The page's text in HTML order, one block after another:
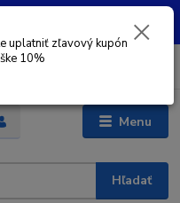
ZĽAVOVÝ KUPÓN -
Menu
Hľadať
uplatniť zľavový kupón
10%